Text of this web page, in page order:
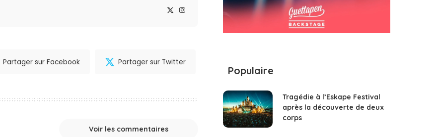
Partager sur Facebook Partager sur Twitter
Voir les commentaires
Populaire
Tragédie à l’Eskape Festival
après la découverte de deux
corps